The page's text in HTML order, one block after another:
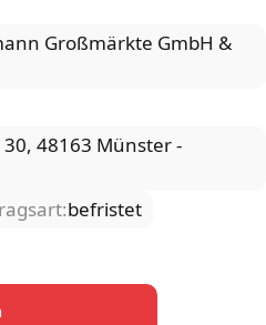
Großmärkte GmbH &
48163 Münster -
befristet